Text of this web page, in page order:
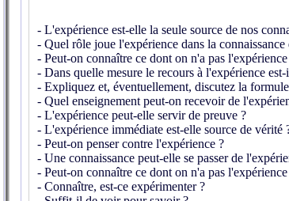
- L'expérience est-elle la seule source de nos
- Quel rôle joue l'expérience dans la connaissance
- Peut-on connaître ce dont on n'a pas
- Dans quelle mesure le recours à l'expérience
- Expliquez et, éventuellement, discutez la
- Quel enseignement peut-on recevoir de
- L'expérience peut-elle servir de preuve ?
- L'expérience immédiate est-elle source de vérité
- Peut-on penser contre l'expérience ?
- Une connaissance peut-elle se passer de
- Peut-on connaître ce dont on n'a pas
- Connaître, est-ce expérimenter ?